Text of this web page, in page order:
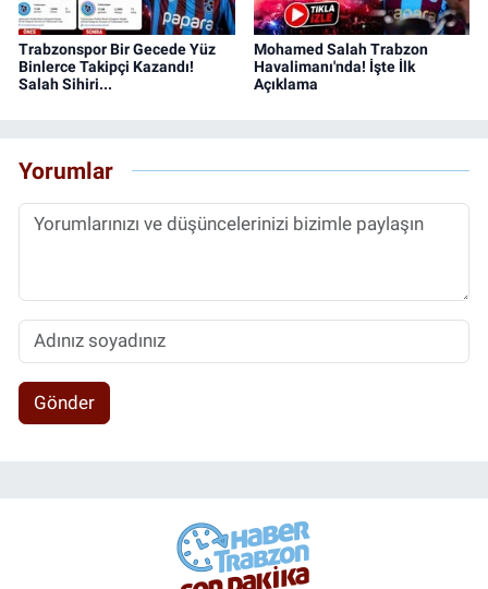
Trabzonspor Bir Gecede Yüz
Binlerce Takipçi Kazandı!
Salah Sihiri...
Mohamed Salah Trabzon
Havalimanı'nda! İşte İlk
Açıklama
Yorumlar
Gönder